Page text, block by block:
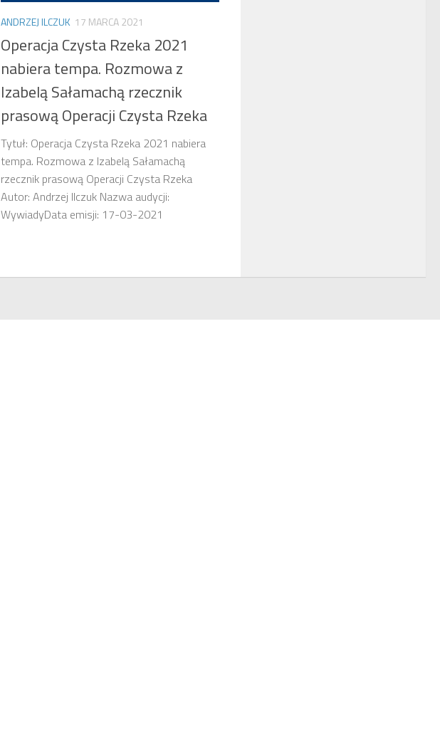
ANDRZEJ ILCZUK 17 MARCA 2021
Operacja Czysta Rzeka 2021
nabiera tempa. Rozmowa z
Izabelą Sałamachą rzecznik
prasową Operacji Czysta Rzeka
Tytuł: Operacja Czysta Rzeka 2021 nabiera
tempa. Rozmowa z Izabelą Sałamachą
rzecznik prasową Operacji Czysta Rzeka
Autor: Andrzej Ilczuk Nazwa audycji:
WywiadyData emisji: 17-03-2021